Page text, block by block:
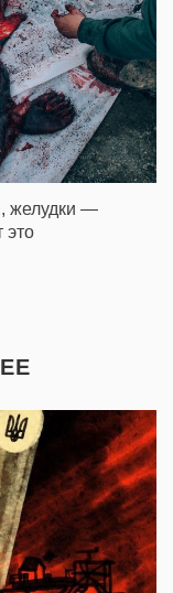
желудки —
это